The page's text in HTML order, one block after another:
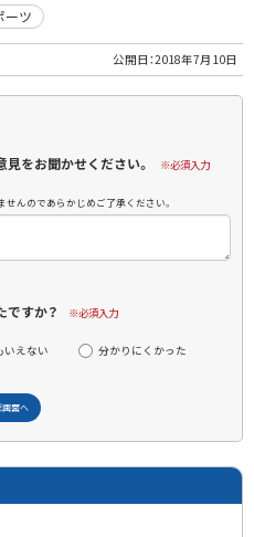
ーツ
公開日：2018年7月10日
見をお聞かせください。 ※必須入力
んのであらかじめご了承ください。
ですか？ ※必須入力
いえない 分かりにくかった